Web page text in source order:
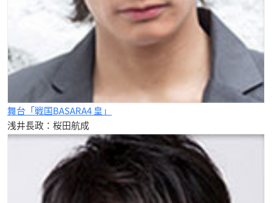
舞台「戦国BASARA4 皇」
浅井長政：桜田航成